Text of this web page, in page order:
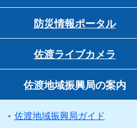
防災情報ポータル
佐渡ライブカメラ
佐渡地域振興局の案内
佐渡地域振興局ガイド